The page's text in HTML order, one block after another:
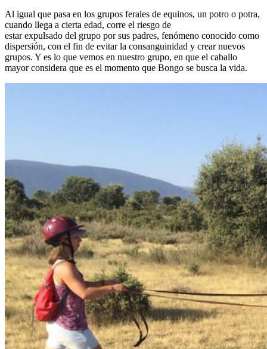
Al igual que pasa en los grupos ferales de equinos, un potro o potra,
cuando llega a cierta edad, corre el riesgo de
estar expulsado del grupo por sus padres, fenómeno conocido como
dispersión, con el fin de evitar la consanguinidad y crear nuevos
grupos. Y es lo que vemos en nuestro grupo, en que el caballo
mayor considera que es el momento que Bongo se busca la vida.